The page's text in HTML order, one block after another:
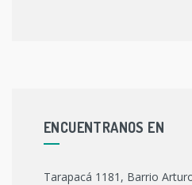
ENCUENTRANOS EN
Tarapacá 1181, Barrio